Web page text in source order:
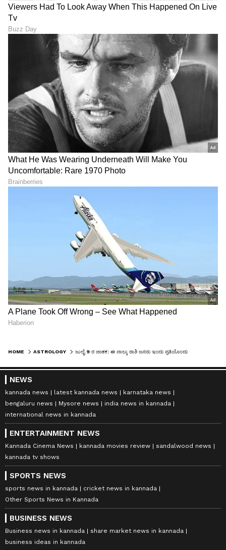
HOME ASTROLOGY
NEWS
kannada news latest kannada news
karnataka news
bengaluru news
Mysore news
india news in kannada
international news in kannada
ENTERTAINMENT NEWS
Kannada Cinema News kannada movies review
sandalwood news
kannada tv shows
SPORTS NEWS
sports news in kannada
cricket news in kannada
Other Sports News in Kannada
BUSINESS NEWS
Business news in kannada
share market news in kannada
business ideas in kannada